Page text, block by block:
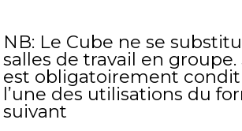
NB: Le Cube ne se
salles de travail en groupe.
est obligatoirement
l’une des utilisations du
suivant